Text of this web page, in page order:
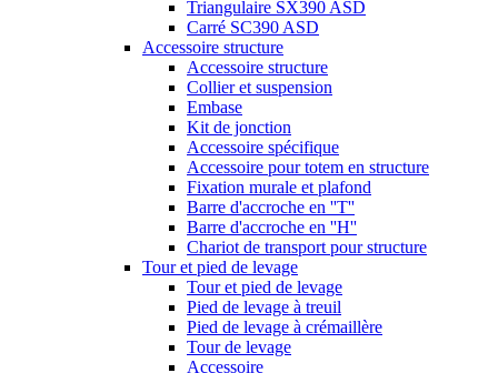
Triangulaire SX390 ASD
Carré SC390 ASD
Accessoire structure
Accessoire structure
Collier et suspension
Embase
Kit de jonction
Accessoire spécifique
Accessoire pour totem en structure
Fixation murale et plafond
Barre d'accroche en ''T''
Barre d'accroche en ''H''
Chariot de transport pour structure
Tour et pied de levage
Tour et pied de levage
Pied de levage à treuil
Pied de levage à crémaillère
Tour de levage
Accessoire